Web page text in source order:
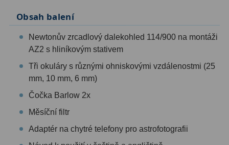
Ostatní22
Seřízení22
Laserové kolimátory
Optické kolimátory 11
Zrcátka a hranoly61
Obsah balení
Newtonův zrcadlový dalekohled 114/900 na montáži
AZ2 s hliníkovým stativem
Tři okuláry s různými ohniskovými vzdálenostmi (25
mm, 10 mm, 6 mm)
Čočka Barlow 2x
Měsíční filtr
Adaptér na chytré telefony pro astrofotografii